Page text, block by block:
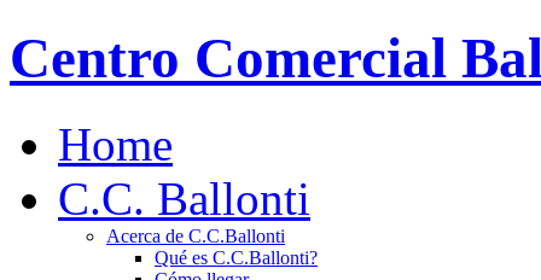
Centro Comercial
Home
C.C. Ballonti
Acerca de C.C.Ballonti
Qué es C.C.Ballonti?